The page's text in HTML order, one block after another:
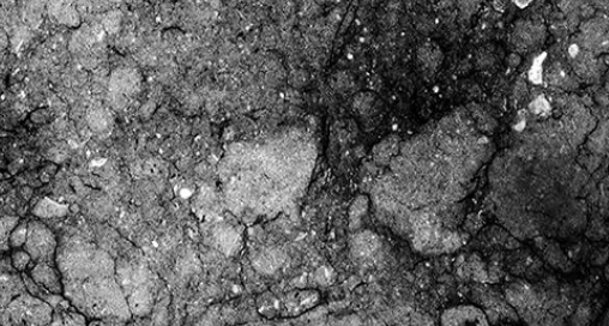
de retouche de produits Services de retouche de bijoux Données d'Entraînement IA